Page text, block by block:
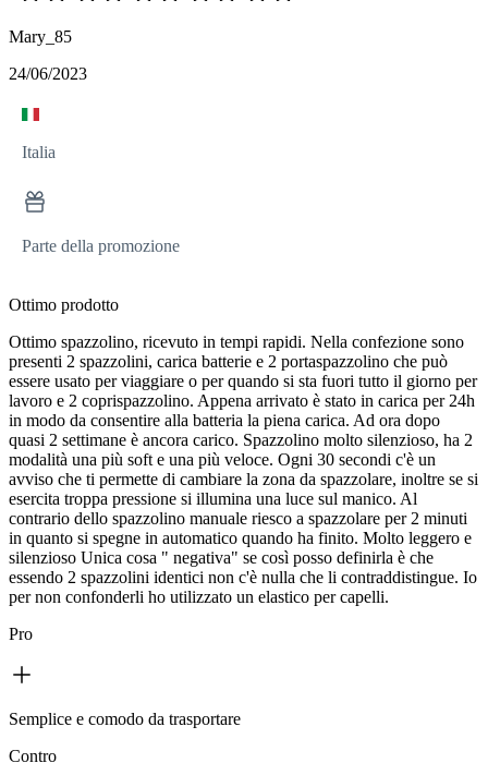
Mary_85
24/06/2023
Italia
Parte della promozione
Ottimo prodotto
Ottimo spazzolino, ricevuto in tempi rapidi. Nella confezione sono
presenti 2 spazzolini, carica batterie e 2 portaspazzolino che può
essere usato per viaggiare o per quando si sta fuori tutto il giorno per
lavoro e 2 coprispazzolino. Appena arrivato è stato in carica per 24h
in modo da consentire alla batteria la piena carica. Ad ora dopo
quasi 2 settimane è ancora carico. Spazzolino molto silenzioso, ha 2
modalità una più soft e una più veloce. Ogni 30 secondi c'è un
avviso che ti permette di cambiare la zona da spazzolare, inoltre se si
esercita troppa pressione si illumina una luce sul manico. Al
contrario dello spazzolino manuale riesco a spazzolare per 2 minuti
in quanto si spegne in automatico quando ha finito. Molto leggero e
silenzioso Unica cosa " negativa" se così posso definirla è che
essendo 2 spazzolini identici non c'è nulla che li contraddistingue. Io
per non confonderli ho utilizzato un elastico per capelli.
Pro
Semplice e comodo da trasportare
Contro